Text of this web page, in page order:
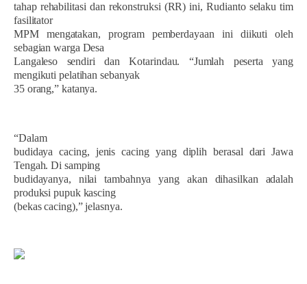
tahap rehabilitasi dan rekonstruksi (RR) ini, Rudianto selaku tim
fasilitator
MPM mengatakan, program pemberdayaan ini diikuti oleh
sebagian warga Desa
Langaleso sendiri dan Kotarindau. “Jumlah peserta yang
mengikuti pelatihan sebanyak
35 orang,” katanya.
“Dalam
budidaya cacing, jenis cacing yang diplih berasal dari Jawa
Tengah. Di samping
budidayanya, nilai tambahnya yang akan dihasilkan adalah
produksi pupuk kascing
(bekas cacing),” jelasnya.